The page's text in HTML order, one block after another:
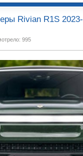
Rivian R1S
995